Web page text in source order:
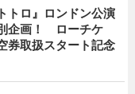
トロ』ロンドン公演
企画！ ローチケ
券取扱スタート記念